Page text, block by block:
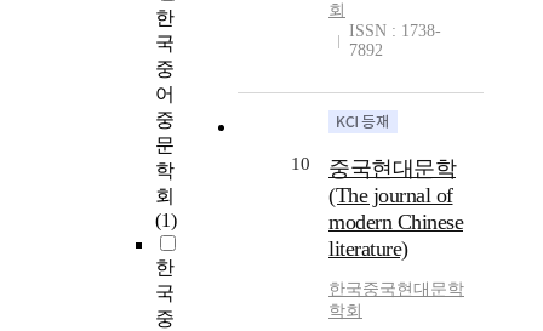
한
국
중
어
중
문
학
회
(1)
한
국
중
회
ISSN : 1738-
7892
10
중국현대문학
(The journal of
modern Chinese
literature)
한국중국현대문학
학회